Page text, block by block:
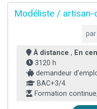
Modéliste / artisan-
par
À distance , En
3120 h
demandeur
BAC+3/4
Formation